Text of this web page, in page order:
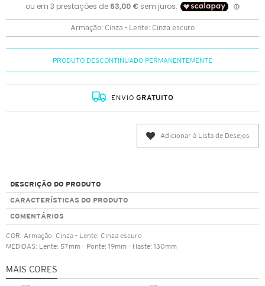
Armação: Cinza - Lente: Cinza escuro
PRODUTO DESCONTINUADO PERMANENTEMENTE
ENVIOGRATUITO
Adicionar à Lista de Desejos
DESCRIÇÃO DO PRODUTO
CARACTERÍSTICAS DO PRODUTO
COMENTÁRIOS
COR: Armação: Cinza - Lente: Cinza escuro
MEDIDAS: Lente: 57mm - Ponte: 19mm - Haste: 130mm
MAIS CORES